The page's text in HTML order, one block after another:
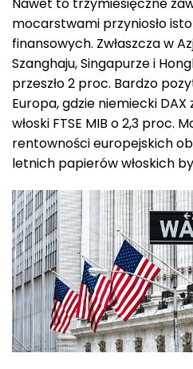
mocarstwami przyniosło
finansowych. Zwłaszcza w
Szanghaju, Singapurze i
przeszło 2 proc. Bardzo
Europa, gdzie niemiecki DAX
włoski FTSE MIB o 2,3 proc.
rentowności europejskich
letnich papierów włoskich